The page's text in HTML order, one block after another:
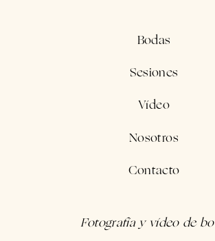
Bodas
Sesiones
Vídeo
Nosotros
Contacto
Fotografía y vídeo de